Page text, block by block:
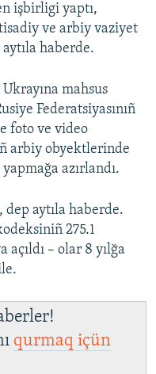
işbirligi yaptı,
ve arbiy vaziyet
haberde.
mahsus
Federatsiyasınıñ
foto ve video
arbiy obyektlerinde
azırlandı.
aytıla haberde.
275.1
– olar 8 yılğa
qurmaq içün